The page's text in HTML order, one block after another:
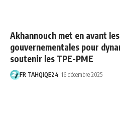
Akhannouch met en avant
gouvernementales pour
soutenir les TPE-PME
FR TAHQIQE24 16 décembre 2025